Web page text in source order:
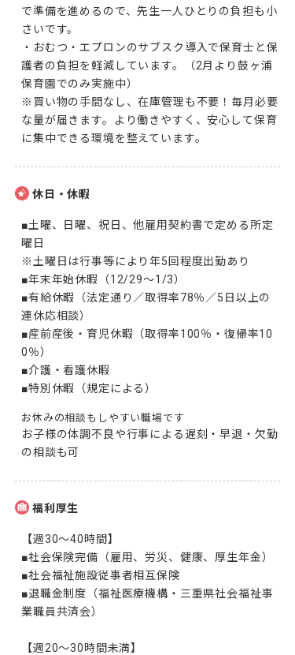
で準備を進めるので、先生一人ひとりの負担も小
さいです。
・おむつ・エプロンのサブスク導入で保育士と保
護者の負担を軽減しています。（2月より鼓ヶ浦
保育園でのみ実施中）
※買い物の手間なし、在庫管理も不要！毎月必要
な量が届きます。より働きやすく、安心して保育
に集中できる環境を整えています。
休日・休暇
■土曜、日曜、祝日、他雇用契約書で定める所定
曜日
※土曜日は行事等により年5回程度出勤あり
■年末年始休暇（12/29～1/3）
■有給休暇（法定通り／取得率78％／5日以上の
連休応相談）
■産前産後・育児休暇（取得率100％・復帰率10
0％）
■介護・看護休暇
■特別休暇（規定による）
お休みの相談もしやすい職場です
お子様の体調不良や行事による遅刻・早退・欠勤
の相談も可
福利厚生
【週30～40時間】
■社会保険完備（雇用、労災、健康、厚生年金）
■社会福祉施設従事者相互保険
■退職金制度（福祉医療機構・三重県社会福祉事
業職員共済会）
【週20～30時間未満】